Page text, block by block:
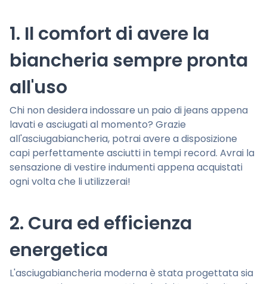
1. Il comfort di avere la
biancheria sempre pronta
all'uso
Chi non desidera indossare un paio di jeans appena
lavati e asciugati al momento? Grazie
all'asciugabiancheria, potrai avere a disposizione
capi perfettamente asciutti in tempi record. Avrai la
sensazione di vestire indumenti appena acquistati
ogni volta che li utilizzerai!
2. Cura ed efficienza
energetica
L'asciugabiancheria moderna è stata progettata sia